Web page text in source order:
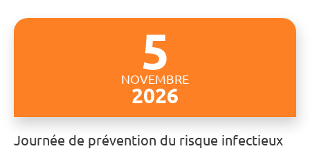
5
NOVEMBRE
2026
Journée de prévention du risque infectieux